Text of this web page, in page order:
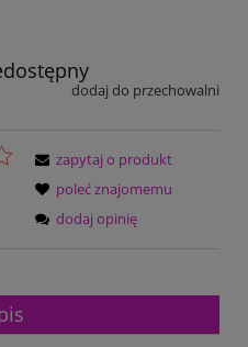
dodaj do przechowalni
zapytaj o produkt
poleć znajomemu
dodaj opinię